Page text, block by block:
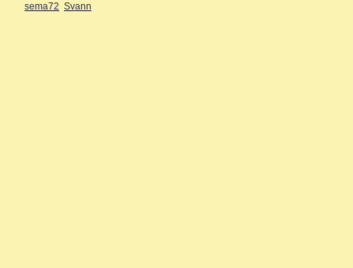
sema72 Svann